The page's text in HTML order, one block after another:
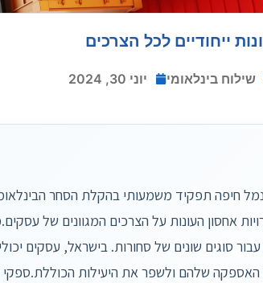
ייחודיים לכל הצרכים
שילוח בינלאומי יוני 30, 2024
חיפה תפקיד משמעותי בהקלת הסחר
אחסון העונות על הצרכים המגוונים של
סוגים שונים של סחורות. בישראל, עסקים
האספקה שלהם ולשפר את היעילות הכוללת.ספקי